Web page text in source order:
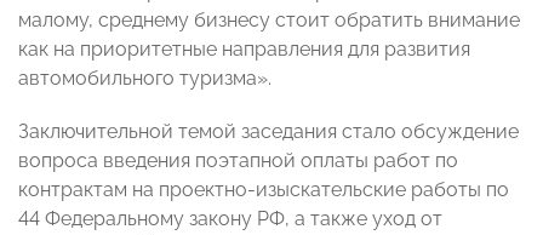
малому, среднему бизнесу стоит обратить внимание
как на приоритетные направления для развития
автомобильного туризма».
Заключительной темой заседания стало обсуждение
вопроса введения поэтапной оплаты работ по
контрактам на проектно-изыскательские работы по
44 Федеральному закону РФ, а также уход от